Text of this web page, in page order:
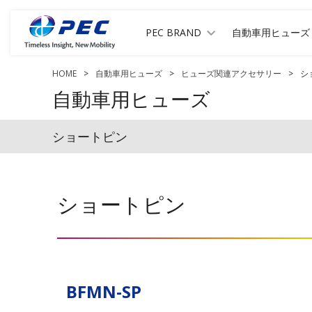
PEC BRAND 自動車用ヒューズ
自動車用ヒューズ
ショートピン
HOME > 自動車用ヒューズ > ヒューズ関連アクセサリー > シ
ショートピン
BFMN-SP